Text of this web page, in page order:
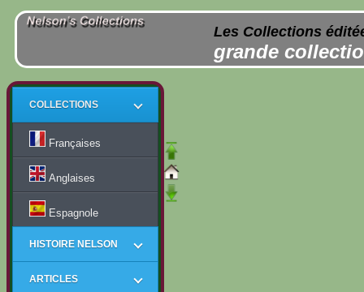
Les Collections
grande
COLLECTIONS
Françaises
Anglaises
Espagnole
HISTOIRE NELSON
ARTICLES